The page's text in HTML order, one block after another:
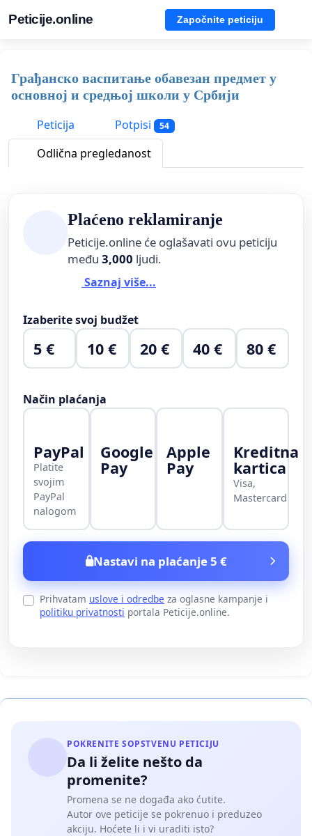
Peticije.online Započnite peticiju
Грађанско васпитање обавезан предмет у
основној и средњој школи у Србији
Peticija
Potpisi 54
Odlična pregledanost
Plaćeno reklamiranje
Peticije.online će oglašavati ovu peticiju
među 3,000 ljudi.
Saznaj više...
Izaberite svoj budžet
5 € 10 € 20 € 40 € 80 €
Način plaćanja
PayPal
Platite
svojim
PayPal
nalogom
Google
Pay
Apple
Pay
Kreditna
kartica
Visa,
Mastercard
Nastavi na plaćanje 5 €
Prihvatam uslove i odredbe za oglasne kampanje i
politiku privatnosti portala Peticije.online.
POKRENITE SOPSTVENU PETICIJU
Da li želite nešto da
promenite?
Promena se ne događa ako ćutite.
Autor ove peticije se pokrenuo i preduzeo
akciju. Hoćete li i vi uraditi isto?